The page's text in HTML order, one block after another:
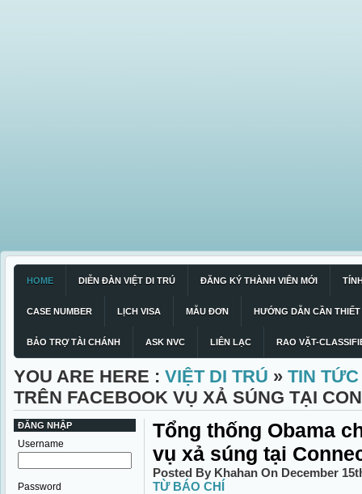
HOME DIỄN ĐÀN VIỆT DI TRÚ ĐĂNG KÝ THÀNH VIÊN MỚI
CASE NUMBER LỊCH VISA MẪU ĐƠN HƯỚNG DẪN CẦN THIẾT
BẢO TRỢ TÀI CHÁNH ASK NVC LIÊN LẠC RAO VẶT-
YOU ARE HERE : VIỆT DI TRÚ » TIN
TRÊN FACEBOOK VỤ XẢ SÚNG TẠI
ĐĂNG NHẬP
Username
Password
Tổng thống Obama
vụ xả súng tại
Posted By Khahan On December
TỪ BÁO CHÍ